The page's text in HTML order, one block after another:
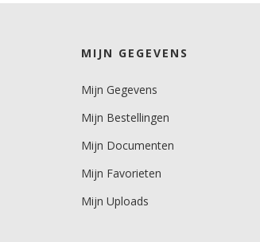
MIJN GEGEVENS
Mijn Gegevens
Mijn Bestellingen
Mijn Documenten
Mijn Favorieten
Mijn Uploads